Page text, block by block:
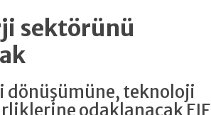
sektörünü
dönüşümüne, teknoloji